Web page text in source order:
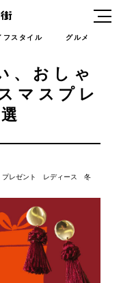
フスタイル グルメ
、おしゃ
マスプレ
プレゼント レディース 冬